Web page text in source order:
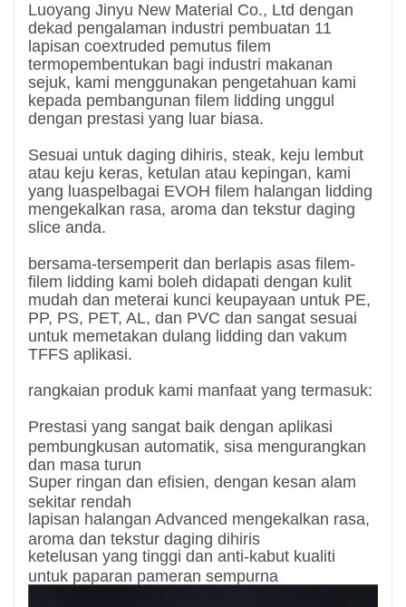
Luoyang Jinyu New Material Co., Ltd dengan
dekad pengalaman industri pembuatan 11
lapisan coextruded pemutus filem
termopembentukan bagi industri makanan
sejuk, kami menggunakan pengetahuan kami
kepada pembangunan filem lidding unggul
dengan prestasi yang luar biasa.
Sesuai untuk daging dihiris, steak, keju lembut
atau keju keras, ketulan atau kepingan, kami
yang luaspelbagai EVOH filem halangan lidding
mengekalkan rasa, aroma dan tekstur daging
slice anda.
bersama-tersemperit dan berlapis asas filem-
filem lidding kami boleh didapati dengan kulit
mudah dan meterai kunci keupayaan untuk PE,
PP, PS, PET, AL, dan PVC dan sangat sesuai
untuk memetakan dulang lidding dan vakum
TFFS aplikasi.
rangkaian produk kami manfaat yang termasuk:
Prestasi yang sangat baik dengan aplikasi
pembungkusan automatik, sisa mengurangkan
dan masa turun
Super ringan dan efisien, dengan kesan alam
sekitar rendah
lapisan halangan Advanced mengekalkan rasa,
aroma dan tekstur daging dihiris
ketelusan yang tinggi dan anti-kabut kualiti
untuk paparan pameran sempurna